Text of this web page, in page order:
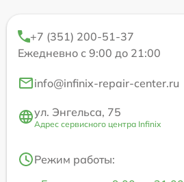
+7 (351) 200-51-37
Ежедневно с 9:00 до 21:00
info@infinix-repair-center.ru
ул. Энгельса, 75
Адрес сервисного центра Infinix
Режим работы: